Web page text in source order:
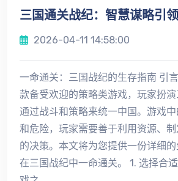
三国通关战纪：智慧谋略引
2026-04-11 14:58:00
一命通关：三国战纪的生存指南 引
款备受欢迎的策略类游戏，玩家扮演
通过战斗和策略来统一中国。游戏
和危险，玩家需要善于利用资源、
的决策。本文将为您提供一份详细
在三国战纪中一命通关。 1. 选择合